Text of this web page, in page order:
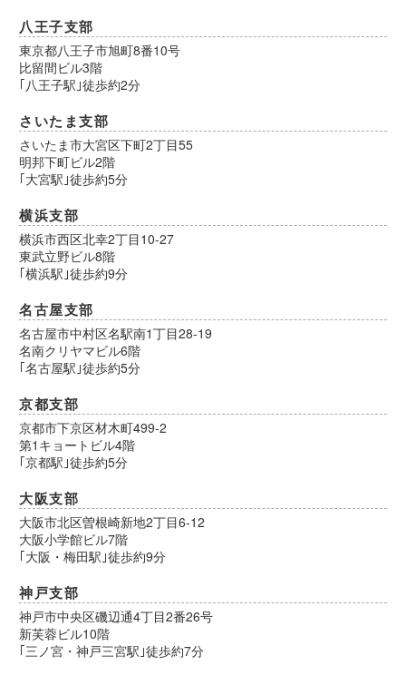
八王子支部
東京都八王子市旭町8番10号
比留間ビル3階
｢八王子駅｣徒歩約2分
さいたま支部
さいたま市大宮区下町2丁目55
明邦下町ビル2階
｢大宮駅｣徒歩約5分
横浜支部
横浜市西区北幸2丁目10-27
東武立野ビル8階
｢横浜駅｣徒歩約9分
名古屋支部
名古屋市中村区名駅南1丁目28-19
名南クリヤマビル6階
｢名古屋駅｣徒歩約5分
京都支部
京都市下京区材木町499-2
第1キョートビル4階
｢京都駅｣徒歩約5分
大阪支部
大阪市北区曽根崎新地2丁目6-12
大阪小学館ビル7階
｢大阪・梅田駅｣徒歩約9分
神戸支部
神戸市中央区磯辺通4丁目2番26号
新芙蓉ビル10階
｢三ノ宮・神戸三宮駅｣徒歩約7分